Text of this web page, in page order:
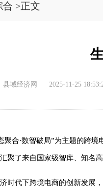
合 >正文
县域经济网 2025-11-25
聚合·数智破局”为主题的跨
聚了来自国家级智库、知名
时代下跨境电商的创新发展